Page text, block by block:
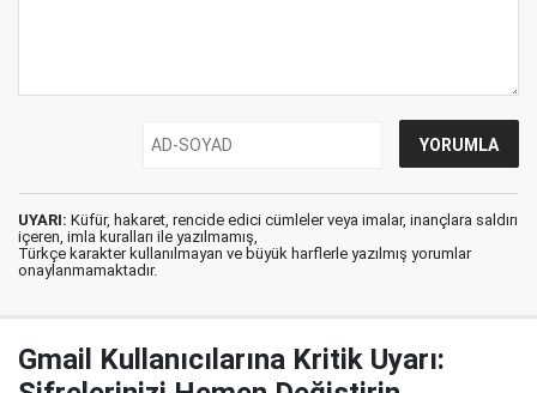
UYARI: Küfür, hakaret, rencide edici cümleler veya imalar, inançlara saldırı
içeren, imla kuralları ile yazılmamış,
Türkçe karakter kullanılmayan ve büyük harflerle yazılmış yorumlar
onaylanmamaktadır.
Gmail Kullanıcılarına Kritik Uyarı: